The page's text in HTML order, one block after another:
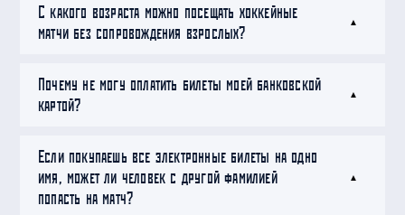
С какого возраста можно посещать хоккейные
матчи без сопровождения взрослых?
Почему не могу оплатить билеты моей банковской
картой?
Если покупаешь все электронные билеты на одно
имя, может ли человек с другой фамилией
попасть на матч?